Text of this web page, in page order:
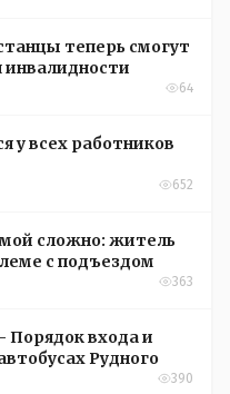
теперь смогут
инвалидности
64
у всех работников
652
сложно: житель
с подъездом
363
Порядок входа и
Рудного
390